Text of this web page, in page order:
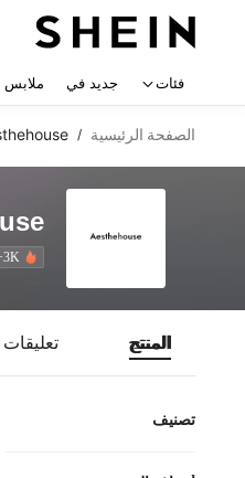
فئات جديد في ملابس
الصفحة الرئيسية /
3K+ تم بيعها مؤخرًا
المنتج تعليقات
تصنيف